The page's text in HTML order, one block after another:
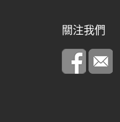
關注我們